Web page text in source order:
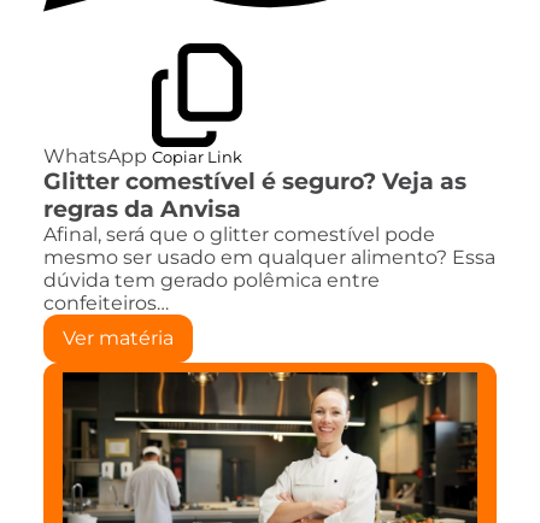
WhatsApp Copiar Link
Glitter comestível é seguro? Veja as
regras da Anvisa
Afinal, será que o glitter comestível pode
mesmo ser usado em qualquer alimento? Essa
dúvida tem gerado polêmica entre
confeiteiros…
Ver matéria